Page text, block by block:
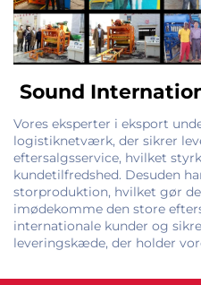
Sound
Vores eksperter i eksport
logistiknetværk, der sikrer
eftersalgsservice, hvilket
kundetilfredshed. Desuden
storproduktion, hvilket gør
imødekomme den store
internationale kunder og
leveringskæde, der holder